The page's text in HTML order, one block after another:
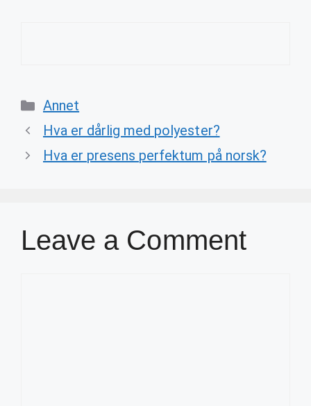
Categories
Annet
Hva er dårlig med polyester?
Hva er presens perfektum på norsk?
Leave a Comment